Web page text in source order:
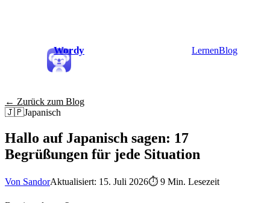
Wordy LernenBlog
← Zurück zum Blog
🇯🇵Japanisch
Hallo auf Japanisch sagen: 17
Begrüßungen für jede Situation
Von SandorAktualisiert: 15. Juli 2026⏱ 9 Min. Lesezeit